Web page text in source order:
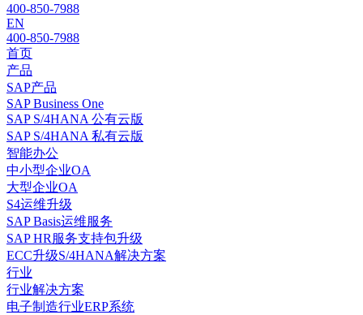
400-850-7988
EN
400-850-7988
首页
产品
SAP产品
SAP Business One
SAP S/4HANA 公有云版
SAP S/4HANA 私有云版
智能办公
中小型企业OA
大型企业OA
S4运维升级
SAP Basis运维服务
SAP HR服务支持包升级
ECC升级S/4HANA解决方案
行业
行业解决方案
电子制造行业ERP系统